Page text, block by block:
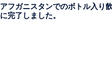
アフガニスタンでのボトル入り
に完了しました。